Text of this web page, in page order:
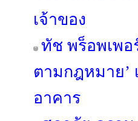
เจ้าของ
ทัช พร็อพเพอ
ตามกฎหมาย’
อาคาร